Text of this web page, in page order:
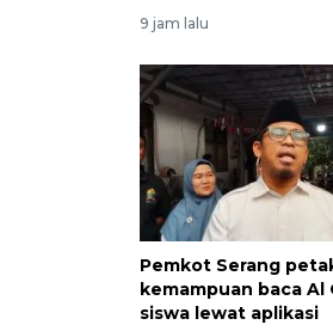
9 jam lalu
Pemkot Serang
kemampuan baca Al
siswa lewat aplikasi